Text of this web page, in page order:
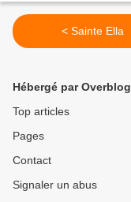
< Sainte Ella
Hébergé par Overblog
Top articles
Pages
Contact
Signaler un abus